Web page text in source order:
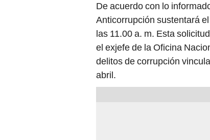
De acuerdo con lo
Anticorrupción sustentará
las 11.00 a. m. Esta
el exjefe de la Oficina
delitos de corrupción
abril.